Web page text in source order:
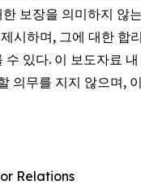
보장을 의미하지
시하며, 그에 대한 합
있다. 이 보도자료
의무를 지지 않으며,
Relations